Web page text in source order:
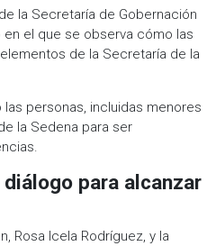
la Secretaría de Gobernación
el que se observa cómo las
de la Secretaría de la
personas, incluidas menores
la Sedena para ser
para alcanzar
Rosa Icela Rodríguez, y la